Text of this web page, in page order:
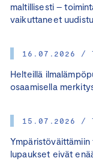
maltillisesti –
vaikuttaneet
16.07.2026 /
Helteillä
osaamisella
15.07.2026 /
lupaukset eivät